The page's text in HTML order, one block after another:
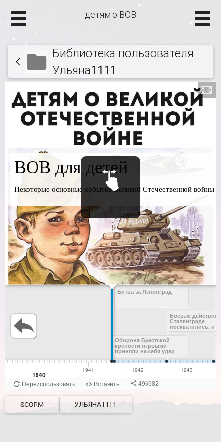
детям о ВОВ
Библиотека пользователя
Ульяна1111
SCORM УЛЬЯНА1111